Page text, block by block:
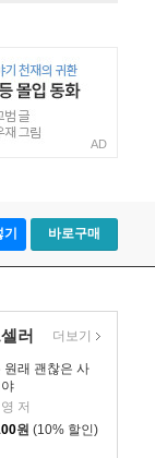
AD
바로구매
러
원래 괜찮은 사
저
원 (10% 할인)
더보기